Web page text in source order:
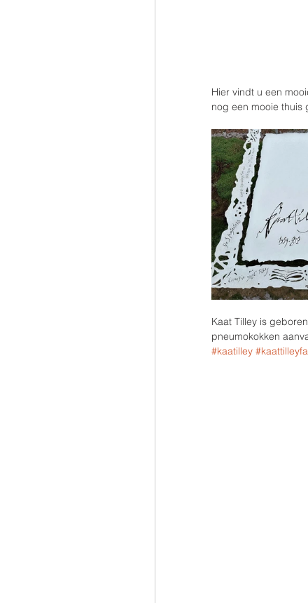
Hier vindt u een
nog een mooie thuis
Kaat Tilley is
pneumokokken
#kaatilley